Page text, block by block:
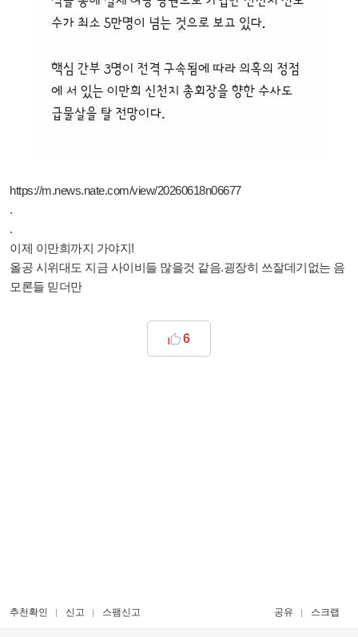
https://m.news.nate.com/view/20260618n06677
.
.
이제 이만희까지 가야지!
올공 시위대도 지금 사이비들 많을것 같음.굉장히 쓰잘데기없는 음
모론들 믿더만
6
추천확인 신고 스팸신고 공유 스크랩